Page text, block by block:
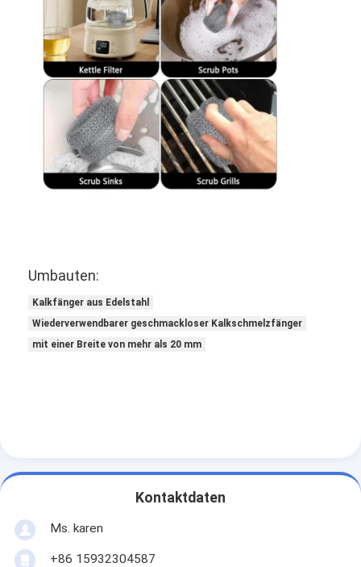
Padel-Fenster
Gestricktes Drahtgeflecht
Steingabonkorb
Architekturales Metallnetz
Aluminiumkettenfliegengitter
Johnson-Siebfilter
Umbauten:
Kalkfänger aus Edelstahl
Wiederverwendbarer geschmackloser Kalkschmelzfänger
mit einer Breite von mehr als 20 mm
Kontaktdaten
Ms. karen
+86 15932304587